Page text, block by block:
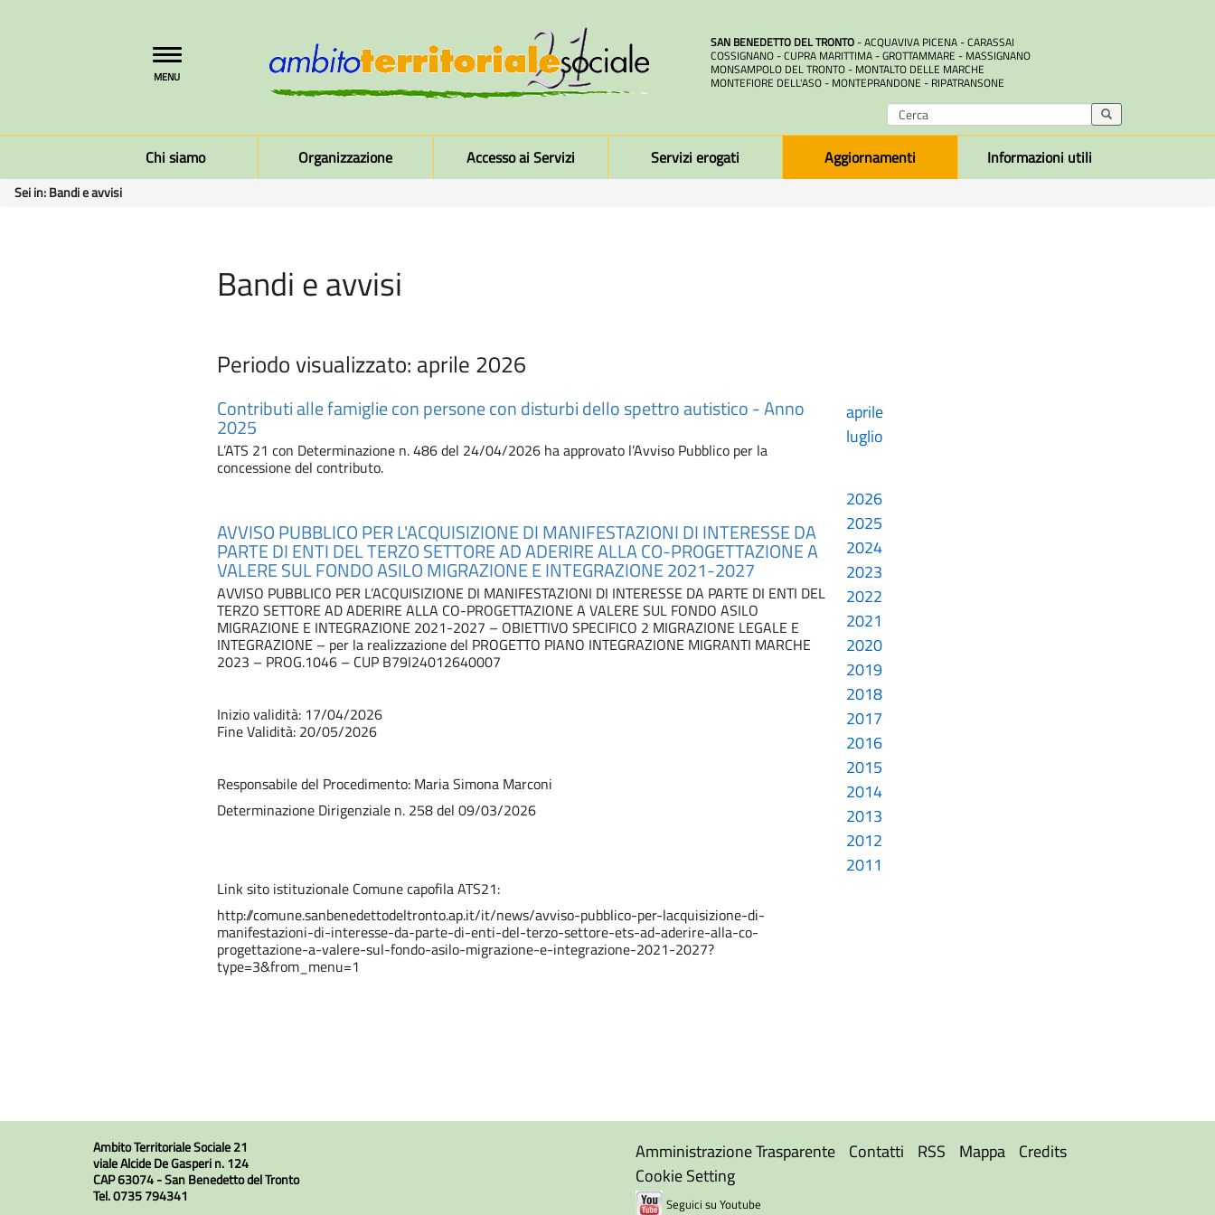
Toggle
navigation
MENU
SAN BENEDETTO DEL TRONTO- ACQUAVIVA PICENA - CARASSAI
COSSIGNANO - CUPRA MARITTIMA - GROTTAMMARE - MASSIGNANO
MONSAMPOLO DEL TRONTO - MONTALTO DELLE MARCHE
MONTEFIORE DELL'ASO - MONTEPRANDONE - RIPATRANSONE
Chi siamo Organizzazione Accesso ai Servizi Servizi erogati Aggiornamenti Informazioni utili
Sei in:Bandi e avvisi
Bandi e avvisi
Periodo visualizzato: aprile 2026
Contributi alle famiglie con persone con disturbi dello spettro autistico - Anno
2025
L’ATS 21 con Determinazione n. 486 del 24/04/2026 ha approvato l’Avviso Pubblico per la
concessione del contributo.
AVVISO PUBBLICO PER L'ACQUISIZIONE DI MANIFESTAZIONI DI INTERESSE DA
PARTE DI ENTI DEL TERZO SETTORE AD ADERIRE ALLA CO-PROGETTAZIONE A
VALERE SUL FONDO ASILO MIGRAZIONE E INTEGRAZIONE 2021-2027
AVVISO PUBBLICO PER L’ACQUISIZIONE DI MANIFESTAZIONI DI INTERESSE DA PARTE DI ENTI DEL
TERZO SETTORE AD ADERIRE ALLA CO-PROGETTAZIONE A VALERE SUL FONDO ASILO
MIGRAZIONE E INTEGRAZIONE 2021-2027 – OBIETTIVO SPECIFICO 2 MIGRAZIONE LEGALE E
INTEGRAZIONE – per la realizzazione del PROGETTO PIANO INTEGRAZIONE MIGRANTI MARCHE
2023 – PROG.1046 – CUP B79I24012640007
Inizio validità: 17/04/2026
Fine Validità: 20/05/2026
Responsabile del Procedimento: Maria Simona Marconi
Determinazione Dirigenziale n. 258 del 09/03/2026
Link sito istituzionale Comune capofila ATS21:
http://comune.sanbenedettodeltronto.ap.it/it/news/avviso-pubblico-per-lacquisizione-di-
manifestazioni-di-interesse-da-parte-di-enti-del-terzo-settore-ets-ad-aderire-alla-co-
progettazione-a-valere-sul-fondo-asilo-migrazione-e-integrazione-2021-2027?
type=3&from_menu=1
aprile
luglio
2026
2025
2024
2023
2022
2021
2020
2019
2018
2017
2016
2015
2014
2013
2012
2011
Ambito Territoriale Sociale 21
viale Alcide De Gasperi n. 124
CAP 63074 - San Benedetto del Tronto
Tel. 0735 794341
Amministrazione Trasparente Contatti RSS Mappa Credits
Cookie Setting
Seguici su Youtube